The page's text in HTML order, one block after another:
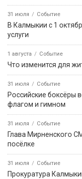
31 июля Событие
В Калмыкии с 1
услуги
1 августа Событие
Что изменится для
31 июля Событие
Российские боксёры
флагом и гимном
31 июля Событие
Глава Мирненского
посёлке
31 июля Событие
Прокуратура